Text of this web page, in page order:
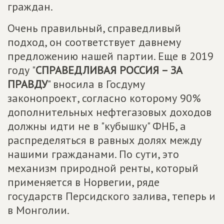
граждан.
Очень правильный, справедливый
подход, он соответствует давнему
предложению нашей партии. Еще в 2019
году "СПРАВЕДЛИВАЯ РОССИЯ – ЗА
ПРАВДУ" вносила в Госдуму
законопроект, согласно которому 90%
дополнительных нефтегазовых доходов
должны идти не в "кубышку" ФНБ, а
распределяться в равных долях между
нашими гражданами. По сути, это
механизм природной ренты, который
применяется в Норвегии, ряде
государств Персидского залива, теперь и
в Монголии.